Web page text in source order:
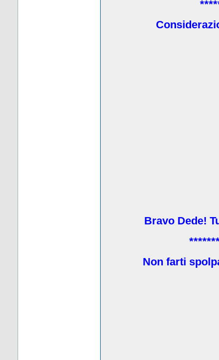
Bravo Dede!
Non farti